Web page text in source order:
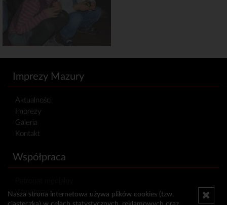
Imprezy Mazury
Aktualności
Imprezy
Galeria
Kontakt
Współpraca
Współpraca
Nasza strona internetowa używa plików cookies (tzw.